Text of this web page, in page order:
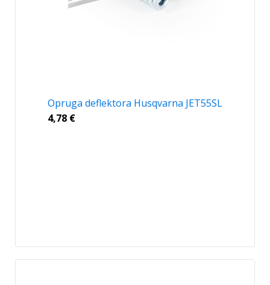
Opruga deflektora Husqvarna JET55SL
4,78 €